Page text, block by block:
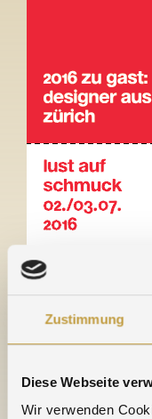
Zustimmung
Diese Webseite
Wir verwenden